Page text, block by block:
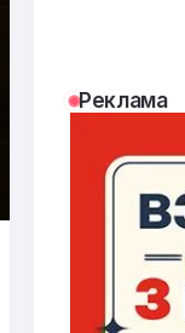
Реклама